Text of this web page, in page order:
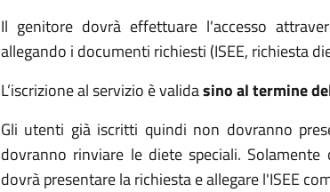
Il genitore dovrà effettuare l'accesso
allegando i documenti richiesti (ISEE, richiesta
L’iscrizione al servizio è validasino al termine
Gli utenti già iscritti quindi non dovranno
dovranno rinviare le diete speciali.
dovrà presentare la richiesta e allegare l'ISEE